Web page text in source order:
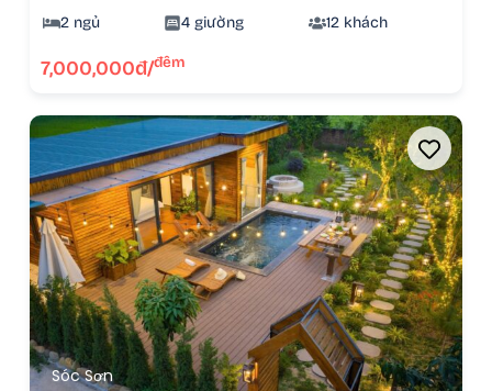
2 ngủ 4 giường 12 khách
7,000,000đ/đêm
Sóc Sơn